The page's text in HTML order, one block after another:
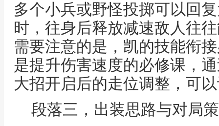
多个小兵或野怪投掷可以回
时，往身后释放减速敌人往
需要注意的是，凯的技能衔
是提升伤害速度的必修课，
大招开启后的走位调整，可
段落三，出装思路与对局